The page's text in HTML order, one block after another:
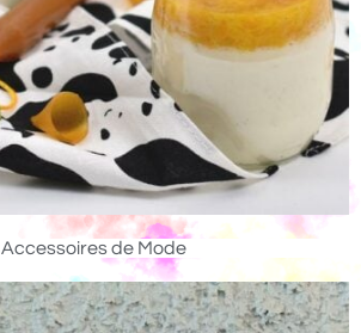
Accessoires de Mode